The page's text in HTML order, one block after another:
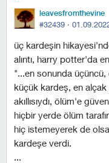
leavesfromthevine
#32439 ·
üç kardeşin
alıntı, harry potter'da
"...en sonunda
küçük kardeş, en
akıllısıydı, ölüm'e
hiçbir yerde ölüm
hiç istemeyerek de
kardeşe verdi.
...